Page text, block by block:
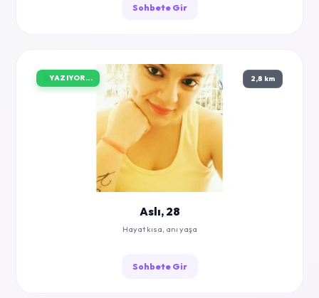
Sohbete Gir
YAZIYOR... 2,8 km
Aslı, 28
Hayat kısa, anı yaşa
Sohbete Gir